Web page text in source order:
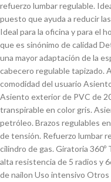
refuerzo lumbar regulable.
puesto que ayuda a reducir
Ideal para la oficina y para el
que es sinónimo de calidad
una mayor adaptación de la
cabecero regulable tapizado.
comodidad del usuario
Asiento exterior de PVC de
transpirable en color gris.
petróleo. Brazos regulables
de tensión. Refuerzo lumbar
cilindro de gas. Giratoria
alta resistencia de 5 radios y
de nailon Uso intensivo